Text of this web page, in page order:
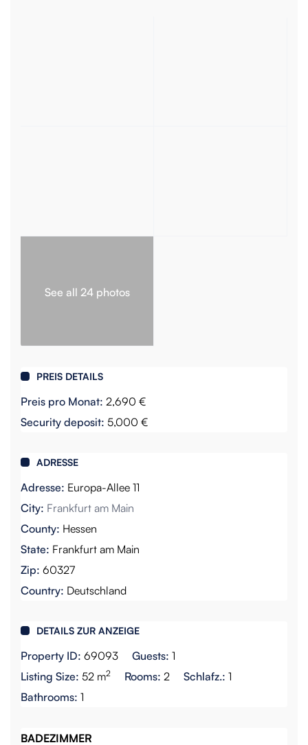
See all 24 photos
PREIS DETAILS
Preis pro Monat: 2,690 €
Security deposit: 5,000 €
ADRESSE
Adresse: Europa-Allee 11
City: Frankfurt am Main
County: Hessen
State: Frankfurt am Main
Zip: 60327
Country: Deutschland
DETAILS ZUR ANZEIGE
Guests:1
Listing Size: 52 m2 Rooms: 2 Schlafz.: 1
Bathrooms: 1
Property ID: 69093
BADEZIMMER